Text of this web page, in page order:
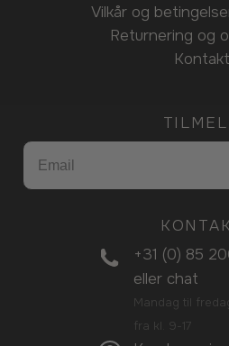
Vilkår og
Returnering og
Kontakt
+31 (0) 85
eller chat
Mandag til
fra kl. 9-17